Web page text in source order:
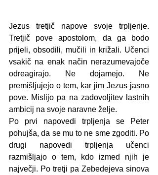
Jezus tretjič napove svoje trpljenje.
Tretjič pove apostolom, da ga bodo
prijeli, obsodili, mučili in križali. Učenci
vsakič na enak način nerazumevajoče
odreagirajo. Ne dojamejo. Ne
premišljujejo o tem, kar jim Jezus jasno
pove. Mislijo pa na zadovoljitev lastnih
ambicij na svoje naravne želje.
Po prvi napovedi trpljenja se Peter
pohujša, da se mu to ne sme zgoditi. Po
drugi napovedi trpljenja učenci
razmišljajo o tem, kdo izmed njih je
največji. Po tretji pa Zebedejeva sinova